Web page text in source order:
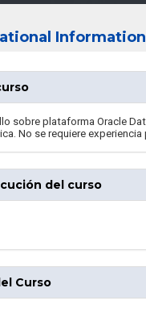
sobre plataforma Oracle
No se requiere experiencia
del curso
Curso